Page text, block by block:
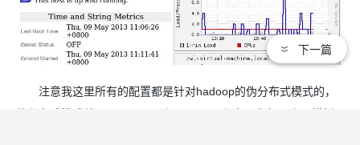
注意我这里所有的配置都是针对hadoop的伪分布式模式的，
下一篇